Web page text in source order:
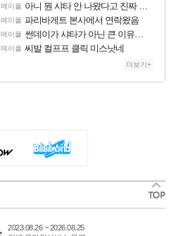
메이플 아니 뭔 샤타 안 나왔다고 진짜 화내는 사람도 있네
메이플 파리바게트 본사에서 연락왔음
메이플 썬데이가 샤타가 아닌 큰 이유는 경매장 불안정때문일듯
메이플 씨발 컬프프 클릭 미스낫네
더보기+
2023.08.26 ~ 2026.08.25